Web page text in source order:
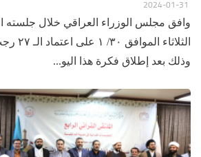
وافق مجلس الوزراء العراقي خلال جلسته
وذلك بعد إطلاق فكرة هذا اليو...